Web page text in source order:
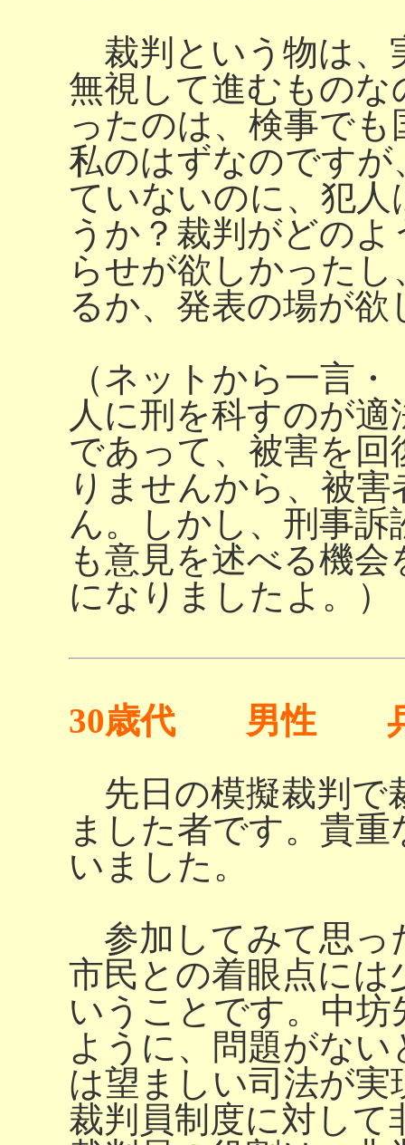
裁判という物は、
無視して進むもの
ったのは、検事で
私のはずなのです
ていないのに、犯
うか？裁判がどの
らせが欲しかった
るか、発表の場が
（ネットから一言
人に刑を科すのが
であって、被害を
りませんから、被
ん。しかし、刑事
も意見を述べる機
になりましたよ。）
30歳代 男性 兵
先日の模擬裁判で
ました者です。貴
いました。
参加してみて思っ
市民との着眼点に
いうことです。中
ように、問題がな
は望ましい司法が
裁判員制度に対して